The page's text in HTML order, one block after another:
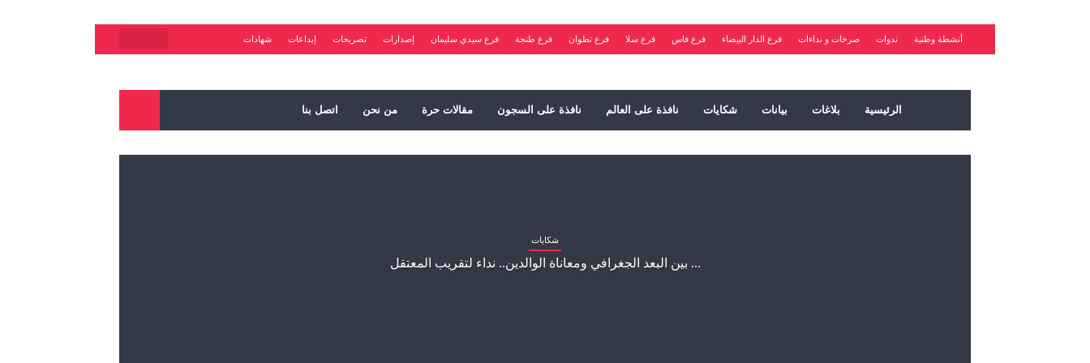
أنشطة وطنية ندوات صرخات و نداءات فرع الدار البيضاء فرع فاس فرع سلا فرع تطوان فرع طنجة فرع سيدي سليمان إصدارات تصريحات إبداعات شهادات
الرئيسية بلاغات بيانات شكايات نافذة على العالم نافذة على السجون مقالات حرة من نحن اتصل بنا
شكايات
بين البعد الجغرافي ومعاناة الوالدين.. نداء لتقريب المعتقل ...